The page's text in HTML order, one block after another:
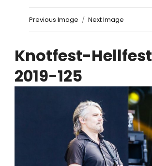
Previous Image Next Image
Knotfest-
2019-125